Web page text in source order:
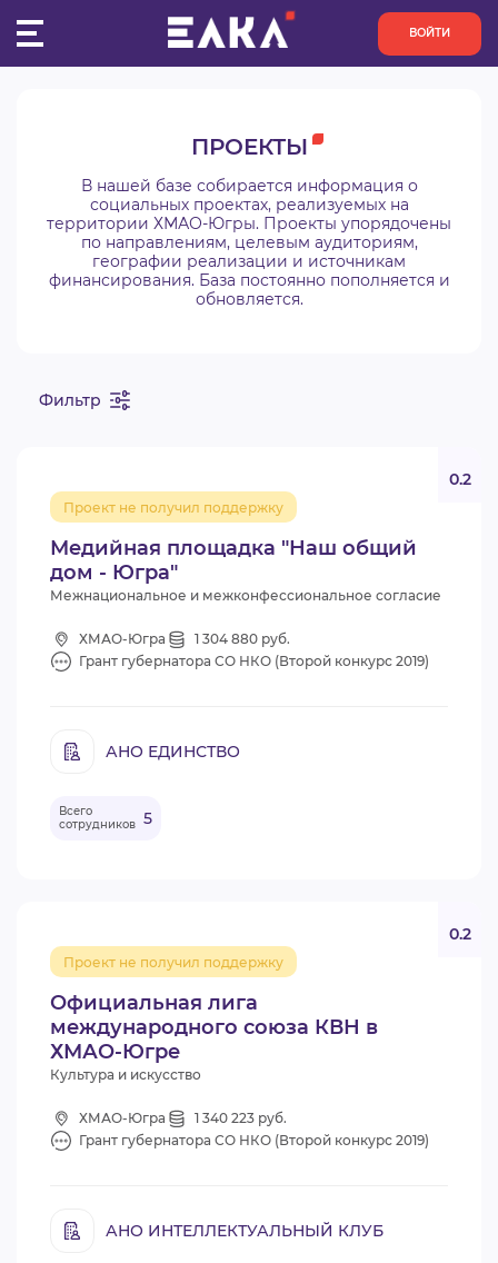
ВОЙТИ
КОНКУРСЫ
ОРГАНИЗАЦИИ
АКТИВИСТЫ
АНАЛИТИКА
ВИДЕОКУРСЫ
ВОЙТИ
ПРОЕКТЫ
В нашей базе собирается информация о
социальных проектах, реализуемых на
территории ХМАО-Югры. Проекты упорядочены
по направлениям, целевым аудиториям,
географии реализации и источникам
финансирования. База постоянно пополняется и
обновляется.
Фильтр
Медийная площадка "Наш общий
дом - Югра"
Проект не получил поддержку
0.2
Межнациональное и межконфессиональное согласие
ХМАО-Югра
1 304 880 руб.
Грант губернатора СО НКО (Второй конкурс 2019)
АНО ЕДИНСТВО
Всего
сотрудников 5
Официальная лига
международного союза КВН в
ХМАО-Югре
Проект не получил поддержку
0.2
Культура и искусство
ХМАО-Югра
1 340 223 руб.
Грант губернатора СО НКО (Второй конкурс 2019)
АНО ИНТЕЛЛЕКТУАЛЬНЫЙ КЛУБ